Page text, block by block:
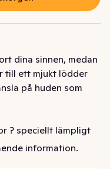
dina sinnen, medan
till ett mjukt lödder
på huden som
? speciellt lämpligt
testad
information.